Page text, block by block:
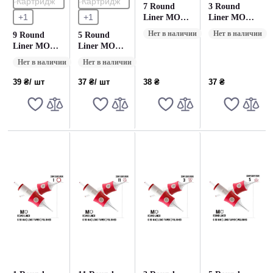
+1
9 Round
Liner MO
GEN2 (0.30)
картриджи -
Нет в наличии
39 ₴/ шт
+1
5 Round
Liner MO
GEN2 (0.25)
картриджи -
Нет в наличии
37 ₴/ шт
7 Round
Liner MO
GEN2 (0.30)
Нет в наличии
38 ₴
3 Round
Liner MO
GEN2 (0.25)
Нет в наличии
37 ₴